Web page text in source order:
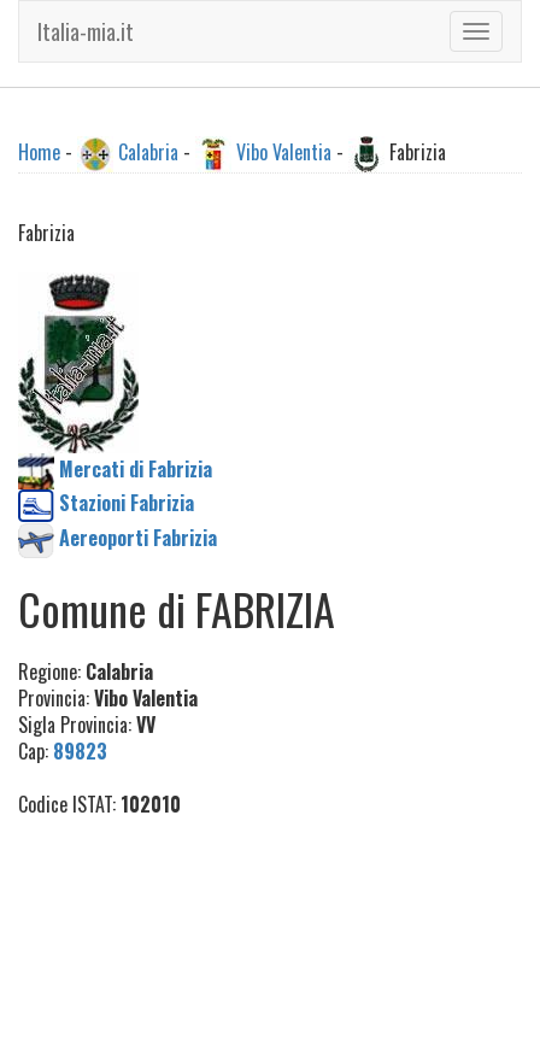
Toggle
Italia-mia.it
Home - Calabria - Vibo Valentia - Fabrizia
Fabrizia
Mercati di Fabrizia
Stazioni Fabrizia
Aereoporti Fabrizia
Comune di FABRIZIA
Regione: Calabria
Provincia:Vibo Valentia
Sigla Provincia:VV
Cap: 89823
Codice ISTAT: 102010